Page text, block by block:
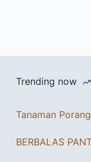
Trending now
Tanaman
BERBALAS